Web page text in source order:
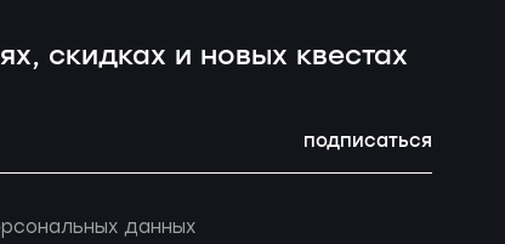
скидках и новых квестах
подписаться
данных